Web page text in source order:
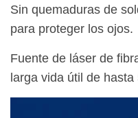
Sin quemaduras de
para proteger los ojos.
Fuente de láser de
larga vida útil de hasta